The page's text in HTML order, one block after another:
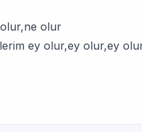
olur
ey olur,ey olur,ey